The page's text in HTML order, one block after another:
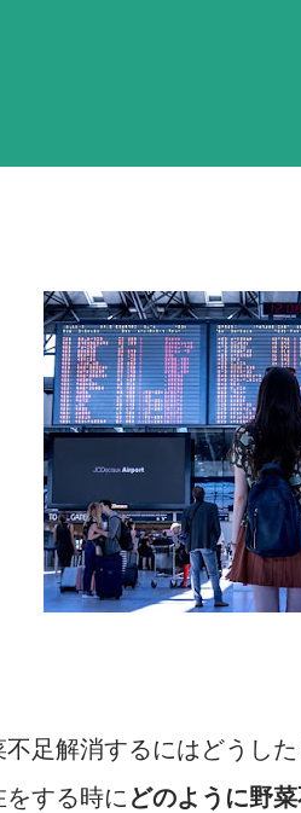
足解消するにはどうし
する時にどのように野